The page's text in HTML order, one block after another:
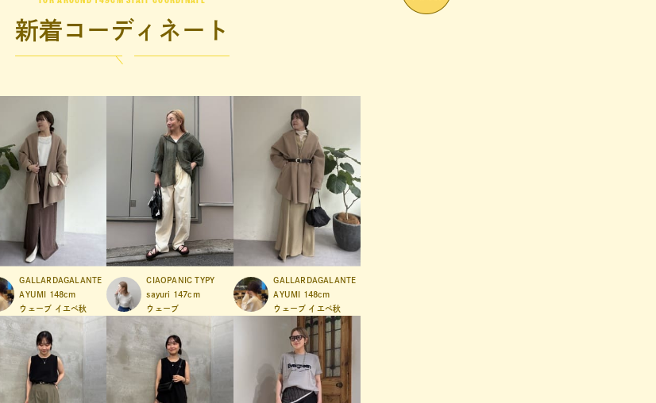
新着 コーディネート
GALLARDAGALANTE
AYUMI
148cm
ウェーブ イエベ秋
CIAOPANIC TYPY
sayuri 147cm
ウェーブ
GALLARDAGALANTE
AYUMI
148cm
ウェーブ イエベ秋